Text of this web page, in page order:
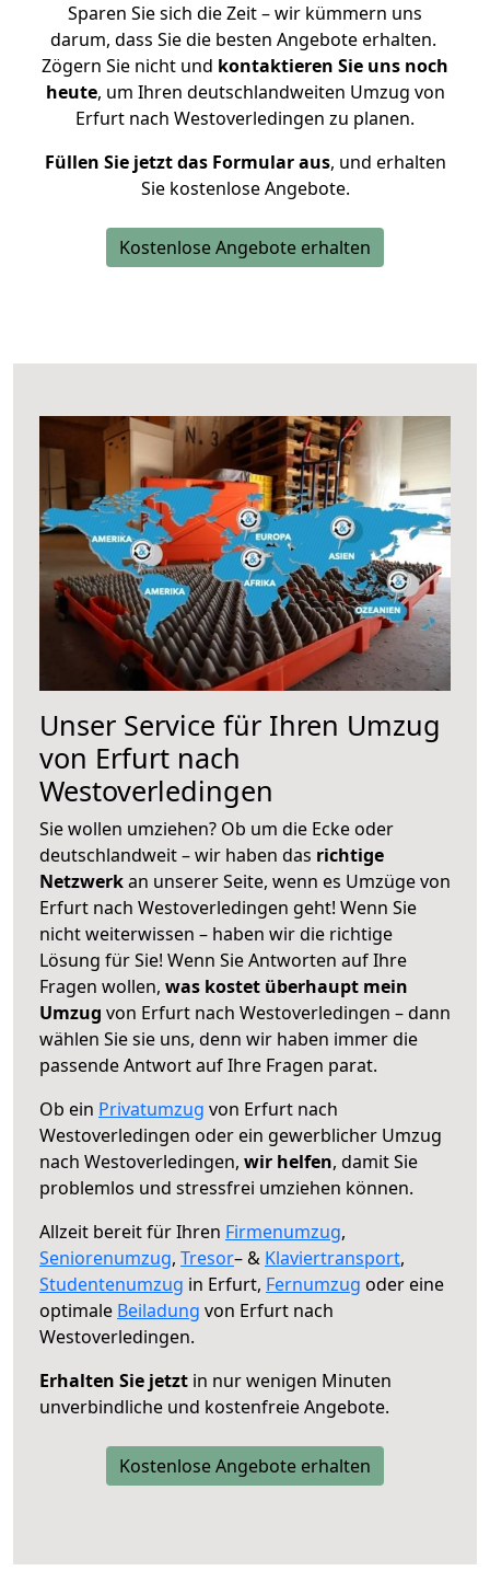
Sparen Sie sich die Zeit – wir kümmern uns
darum, dass Sie die besten Angebote erhalten.
Zögern Sie nicht und kontaktieren Sie uns noch
heute, um Ihren deutschlandweiten Umzug von
Erfurt nach Westoverledingen zu planen.
Füllen Sie jetzt das Formular aus, und erhalten
Sie kostenlose Angebote.
Kostenlose Angebote erhalten
Unser Service für Ihren Umzug
von Erfurt nach
Westoverledingen
Sie wollen umziehen? Ob um die Ecke oder
deutschlandweit – wir haben das richtige
Netzwerkan unserer Seite, wenn es Umzüge von
Erfurt nach Westoverledingen geht! Wenn Sie
nicht weiterwissen – haben wir die richtige
Lösung für Sie! Wenn Sie Antworten auf Ihre
Fragen wollen, was kostet überhaupt mein
Umzug von Erfurt nach Westoverledingen – dann
wählen Sie sie uns, denn wir haben immer die
passende Antwort auf Ihre Fragen parat.
Ob ein Privatumzug von Erfurt nach
Westoverledingen oder ein gewerblicher Umzug
nach Westoverledingen, wir helfen, damit Sie
problemlos und stressfrei umziehen können.
Allzeit bereit für Ihren Firmenumzug,
Seniorenumzug, Tresor– & Klaviertransport,
Studentenumzug in Erfurt, Fernumzug oder eine
optimale Beiladung von Erfurt nach
Westoverledingen.
Erhalten Sie jetzt in nur wenigen Minuten
unverbindliche und kostenfreie Angebote.
Kostenlose Angebote erhalten